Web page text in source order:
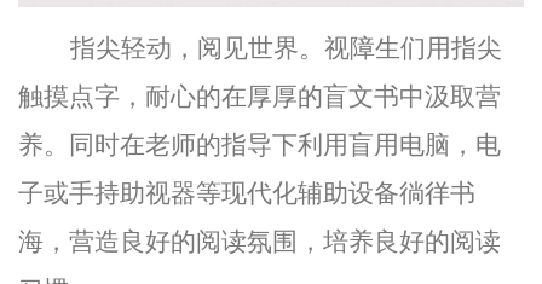
指尖轻动，阅见世界。视障生们用指尖
触摸点字，耐心的在厚厚的盲文书中汲取营
养。同时在老师的指导下利用盲用电脑，电
子或手持助视器等现代化辅助设备徜徉书
海，营造良好的阅读氛围，培养良好的阅读